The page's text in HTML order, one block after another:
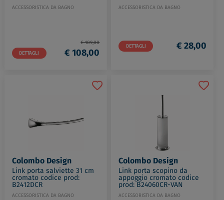
ACCESSORISTICA DA BAGNO
DETTAGLI
€ 109,00
€ 108,00
ACCESSORISTICA DA BAGNO
DETTAGLI € 28,00
Colombo Design
Link porta salviette 31 cm
cromato codice prod:
B2412DCR
ACCESSORISTICA DA BAGNO
Colombo Design
Link porta scopino da
appoggio cromato codice
prod: B24060CR-VAN
ACCESSORISTICA DA BAGNO